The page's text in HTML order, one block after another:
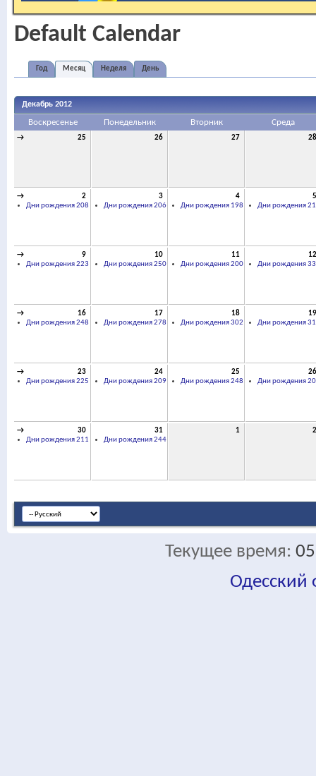
Default Calendar
Год Месяц Неделя День
Декабрь 2012
Воскресенье Понедельник Вторник Среда
→ 25 26 27 28
→
2
Дни рождения 208
3
Дни рождения 206
4
Дни рождения 198
5
Дни рождения
→
9
Дни рождения 223
10
Дни рождения 250
11
Дни рождения 200
12
Дни рождения
→
16
Дни рождения 248
17
Дни рождения 278
18
Дни рождения 302
19
Дни рождения
→
23
Дни рождения 225
24
Дни рождения 209
25
Дни рождения 248
26
Дни рождения
→
30
Дни рождения 211
31
Дни рождения 244
1 2
Текущее время:
Одесский